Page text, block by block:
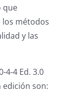
que
métodos
y las
4-4 Ed. 3.0
edición son: